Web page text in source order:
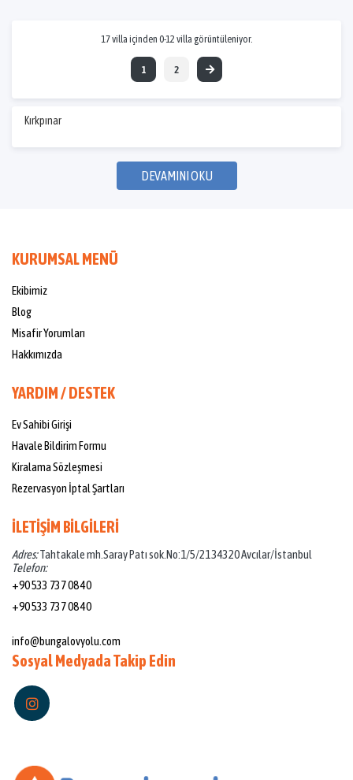
17 villa içinden 0-12 villa görüntüleniyor.
1 2
Kırkpınar
DEVAMINI OKU
KURUMSAL MENÜ
Ekibimiz
Blog
Misafir Yorumları
Hakkımızda
YARDIM / DESTEK
Ev Sahibi Girişi
Havale Bildirim Formu
Kiralama Sözleşmesi
Rezervasyon İptal Şartları
İLETİŞİM BİLGİLERİ
Adres:Tahtakale mh.Saray Patı sok.No:1/5/21 34320 Avcılar/İstanbul
Telefon:
+90 533 737 08 40
+90 533 737 08 40
info@bungalovyolu.com
Sosyal Medyada Takip Edin